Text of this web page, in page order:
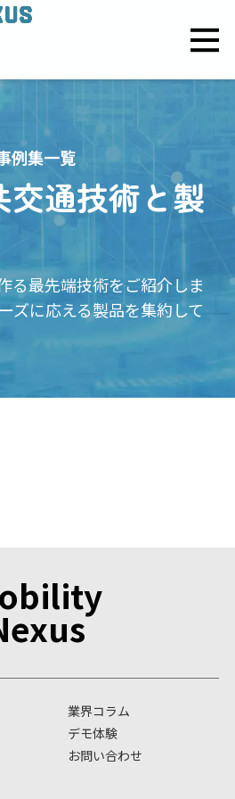
例集一覧
交通技術と製
る最先端技術をご紹介しま
ズに応える製品を集約して
業界コラム
デモ体験
お問い合わせ